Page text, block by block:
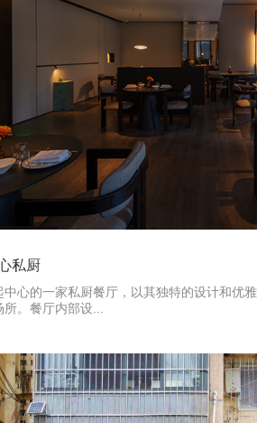
私厨
中心的一家私厨餐厅，以其独特的设计和优
所。餐厅内部设...